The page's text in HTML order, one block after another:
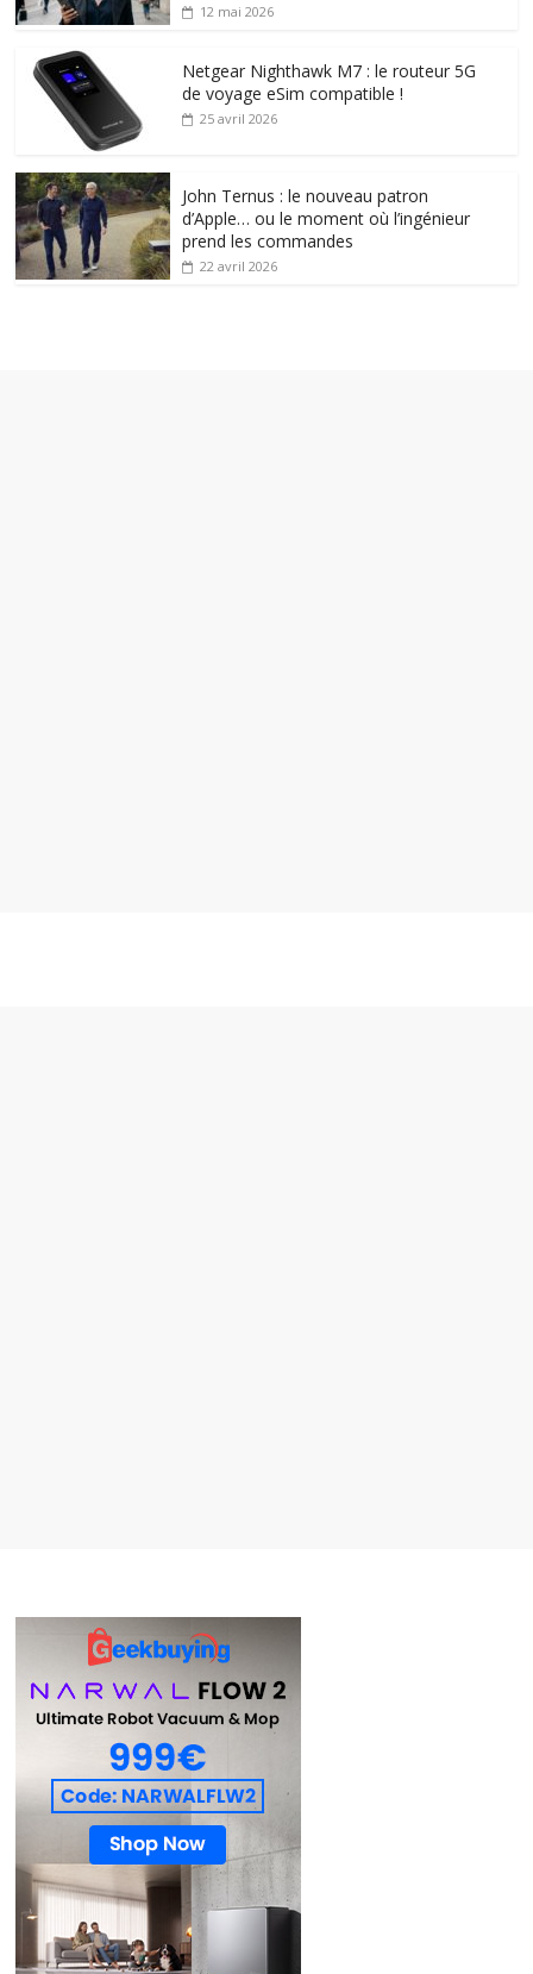
12 mai 2026
Netgear Nighthawk M7 : le routeur 5G
de voyage eSim compatible !
25 avril 2026
John Ternus : le nouveau patron
d’Apple… ou le moment où l’ingénieur
prend les commandes
22 avril 2026